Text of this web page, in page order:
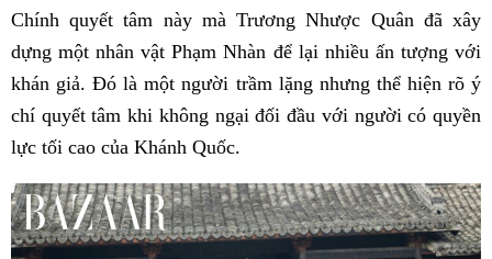
Chính quyết tâm này mà Trương Nhược Quân đã xây
dựng một nhân vật Phạm Nhàn để lại nhiều ấn tượng với
khán giả. Đó là một người trầm lặng nhưng thể hiện rõ ý
chí quyết tâm khi không ngại đối đầu với người có quyền
lực tối cao của Khánh Quốc.